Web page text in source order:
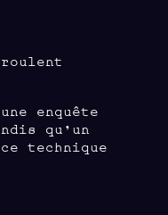
enquête
qu’un
technique